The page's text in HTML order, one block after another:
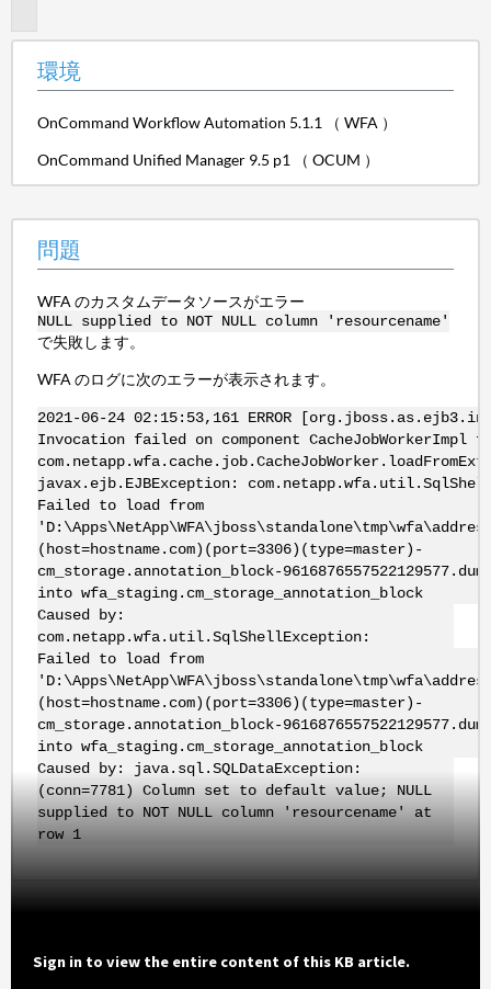
環境
OnCommand Workflow Automation 5.1.1 （ WFA ）
OnCommand Unified Manager 9.5 p1 （ OCUM ）
問題
WFA のカスタムデータソースがエラー
NULL supplied to NOT NULL column 'resourcename'
で失敗します。
WFA のログに次のエラーが表示されます。
2021-06-24 02:15:53,161 ERROR
Invocation failed on component
javax.ejb.EJBException:
Failed to load from
(host=hostname.com)(port=3306)(type=master)-
cm_storage.annotation_block-
into wfa_staging.cm_storage_annotation_block
Caused by:
com.netapp.wfa.util.SqlShellException:
Failed to load from
(host=hostname.com)(port=3306)(type=master)-
cm_storage.annotation_block-
into wfa_staging.cm_storage_annotation_block
Caused by: java.sql.SQLDataException:
(conn=7781) Column set to default value; NULL
supplied to NOT NULL column 'resourcename' at
row 1
Sign in to view the entire content of this KB article.